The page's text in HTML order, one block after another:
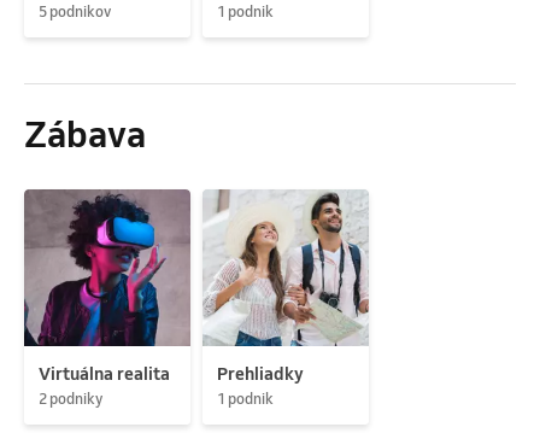
5 podnikov 1 podnik
Zábava
Virtuálna realita
2 podniky
Prehliadky
1 podnik